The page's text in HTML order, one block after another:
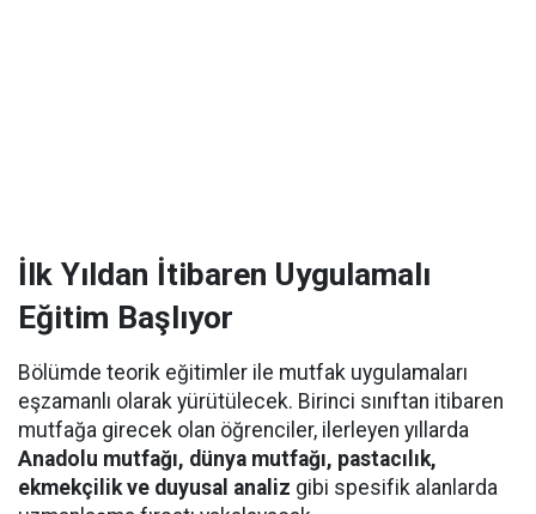
İlk Yıldan İtibaren Uygulamalı
Eğitim Başlıyor
Bölümde teorik eğitimler ile mutfak uygulamaları
eşzamanlı olarak yürütülecek. Birinci sınıftan itibaren
mutfağa girecek olan öğrenciler, ilerleyen yıllarda
Anadolu mutfağı, dünya mutfağı, pastacılık,
ekmekçilik ve duyusal analiz gibi spesifik alanlarda